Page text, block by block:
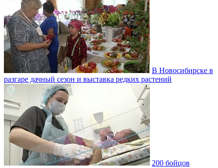
В Новосибирске в
разгаре дачный сезон и выставка редких растений
200 бойцов